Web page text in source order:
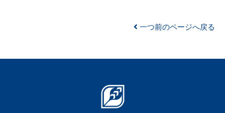
一つ前のページへ戻る